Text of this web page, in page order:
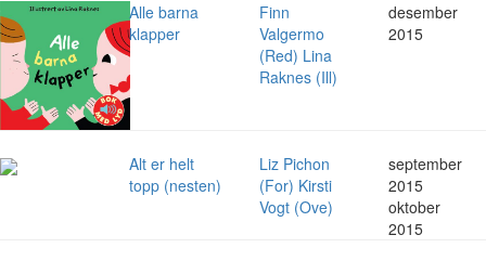
Alle barna
klapper
Finn
Valgermo
(Red) Lina
Raknes (Ill)
desember
2015
Alt er helt
topp (nesten)
Liz Pichon
(For) Kirsti
Vogt (Ove)
september
2015
oktober
2015